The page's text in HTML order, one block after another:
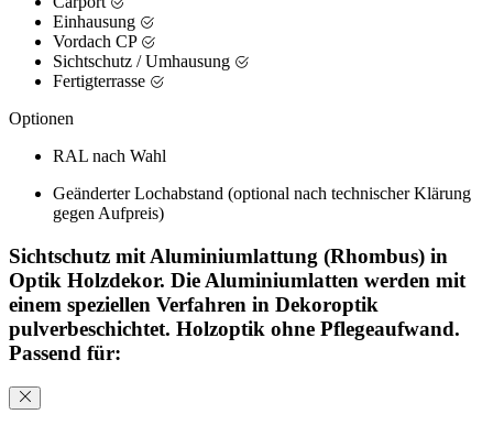
Einhausung
Vordach CP
Sichtschutz / Umhausung
Fertigterrasse
Optionen
RAL nach Wahl
Geänderter Lochabstand (optional nach technischer Klärung
gegen Aufpreis)
Sichtschutz mit Aluminiumlattung (Rhombus) in
Optik Holzdekor. Die Aluminiumlatten werden mit
einem speziellen Verfahren in Dekoroptik
pulverbeschichtet. Holzoptik ohne Pflegeaufwand.
Passend für: